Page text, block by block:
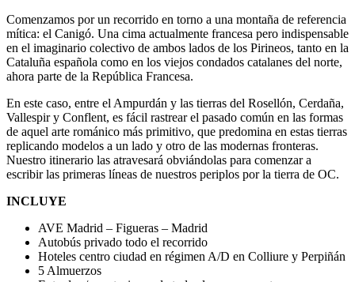
Comenzamos por un recorrido en torno a una montaña de referencia
mítica: el Canigó. Una cima actualmente francesa pero indispensable
en el imaginario colectivo de ambos lados de los Pirineos, tanto en la
Cataluña española como en los viejos condados catalanes del norte,
ahora parte de la República Francesa.
En este caso, entre el Ampurdán y las tierras del Rosellón, Cerdaña,
Vallespir y Conflent, es fácil rastrear el pasado común en las formas
de aquel arte románico más primitivo, que predomina en estas tierras
replicando modelos a un lado y otro de las modernas fronteras.
Nuestro itinerario las atravesará obviándolas para comenzar a
escribir las primeras líneas de nuestros periplos por la tierra de OC.
INCLUYE
AVE Madrid – Figueras – Madrid
Autobús privado todo el recorrido
Hoteles centro ciudad en régimen A/D en Colliure y Perpiñán
5 Almuerzos